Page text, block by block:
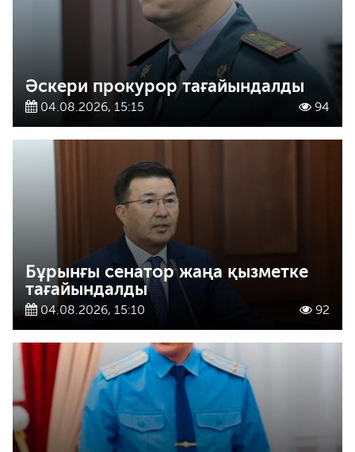
Әскери прокурор тағайындалды
04.08.2026, 15:15 94
Бұрынғы сенатор жаңа қызметке
тағайындалды
04.08.2026, 15:10 92